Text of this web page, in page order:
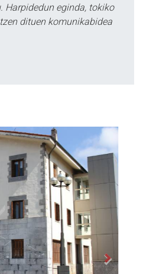
Harpidedun eginda, tokiko
dituen komunikabidea
Next